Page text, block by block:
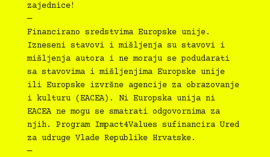
zajednice!
—
Financirano sredstvima Europske unije.
Izneseni stavovi i mišljenja su stavovi i
mišljenja autora i ne moraju se podudarati
sa stavovima i mišljenjima Europske unije
ili Europske izvršne agencije za obrazovanje
i kulturu (EACEA). Ni Europska unija ni
EACEA ne mogu se smatrati odgovornima za
njih. Program Impact4Values sufinancira Ured
za udruge Vlade Republike Hrvatske.
—